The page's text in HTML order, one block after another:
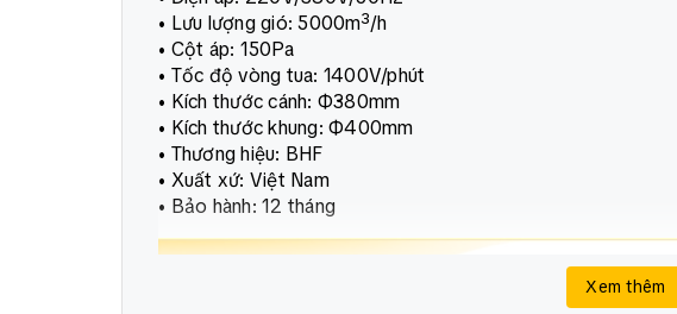
• Lưu lượng gió: 5000m³/h
• Cột áp: 150Pa
• Tốc độ vòng tua: 1400V/phút
• Kích thước cánh: Ф380mm
• Kích thước khung: Ф400mm
• Thương hiệu: BHF
• Xuất xứ: Việt Nam
• Bảo hành: 12 tháng
Xem thêm